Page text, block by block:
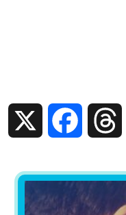
Facebook